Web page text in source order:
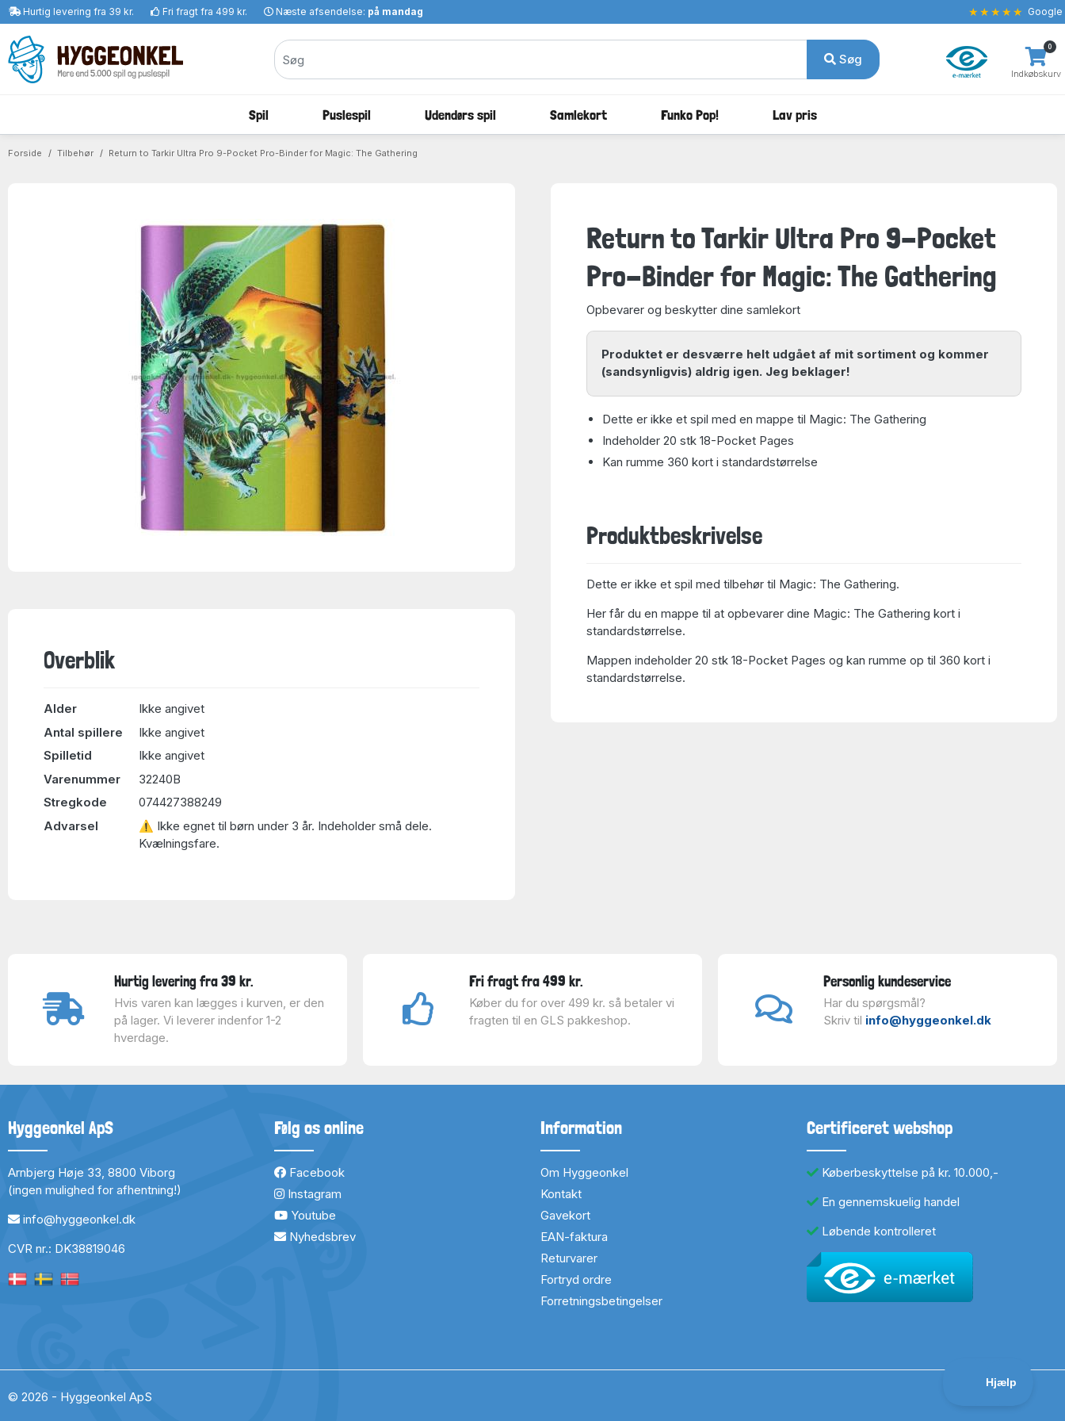
Hurtig levering fra 39 kr. Fri fragt fra 499 kr. Næste afsendelse: på mandag ★★★★★ Google
Søg
Indkøbskurv
0
Spil Puslespil Udendørs spil Samlekort Funko Pop! Lav pris
Forside Tilbehør Return to Tarkir Ultra Pro 9-Pocket Pro-Binder for Magic: The Gathering
Overblik
Alder
Ikke angivet
Antal spillere
Ikke angivet
Spilletid
Ikke angivet
Varenummer
32240B
Stregkode
074427388249
Advarsel
⚠ Ikke egnet til børn under 3 år. Indeholder små dele.
Kvælningsfare.
Return to Tarkir Ultra Pro 9-Pocket
Pro-Binder for Magic: The Gathering
Opbevarer og beskytter dine samlekort
Produktet er desværre helt udgået af mit sortiment og kommer
(sandsynligvis) aldrig igen. Jeg beklager!
Dette er ikke et spil med en mappe til Magic: The Gathering
Indeholder 20 stk 18-Pocket Pages
Kan rumme 360 kort i standardstørrelse
Produktbeskrivelse
Dette er ikke et spil med tilbehør til Magic: The Gathering.
Her får du en mappe til at opbevarer dine Magic: The Gathering kort i
standardstørrelse.
Mappen indeholder 20 stk 18-Pocket Pages og kan rumme op til 360 kort i
standardstørrelse.
Hurtig levering fra 39 kr.
Hvis varen kan lægges i kurven, er den
på lager. Vi leverer indenfor 1-2
hverdage.
Fri fragt fra 499 kr.
Køber du for over 499 kr. så betaler vi
fragten til en GLS pakkeshop.
Personlig kundeservice
Har du spørgsmål?
Skriv til info@hyggeonkel.dk
Hyggeonkel ApS
Arnbjerg Høje 33, 8800 Viborg
(ingen mulighed for afhentning!)
info@hyggeonkel.dk
CVR nr.: DK38819046
Følg os online
Facebook
Instagram
Youtube
Nyhedsbrev
Information
Om Hyggeonkel
Kontakt
Gavekort
EAN-faktura
Returvarer
Fortryd ordre
Forretningsbetingelser
Certificeret webshop
Køberbeskyttelse på kr. 10.000,-
En gennemskuelig handel
Løbende kontrolleret
© 2026 - Hyggeonkel ApS